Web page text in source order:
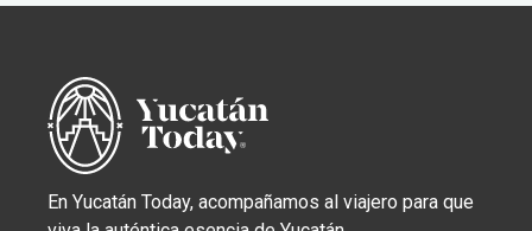
En Yucatán Today, acompañamos al viajero para que